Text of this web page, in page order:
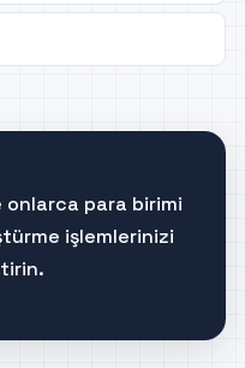
onlarca para birimi
işlemlerinizi